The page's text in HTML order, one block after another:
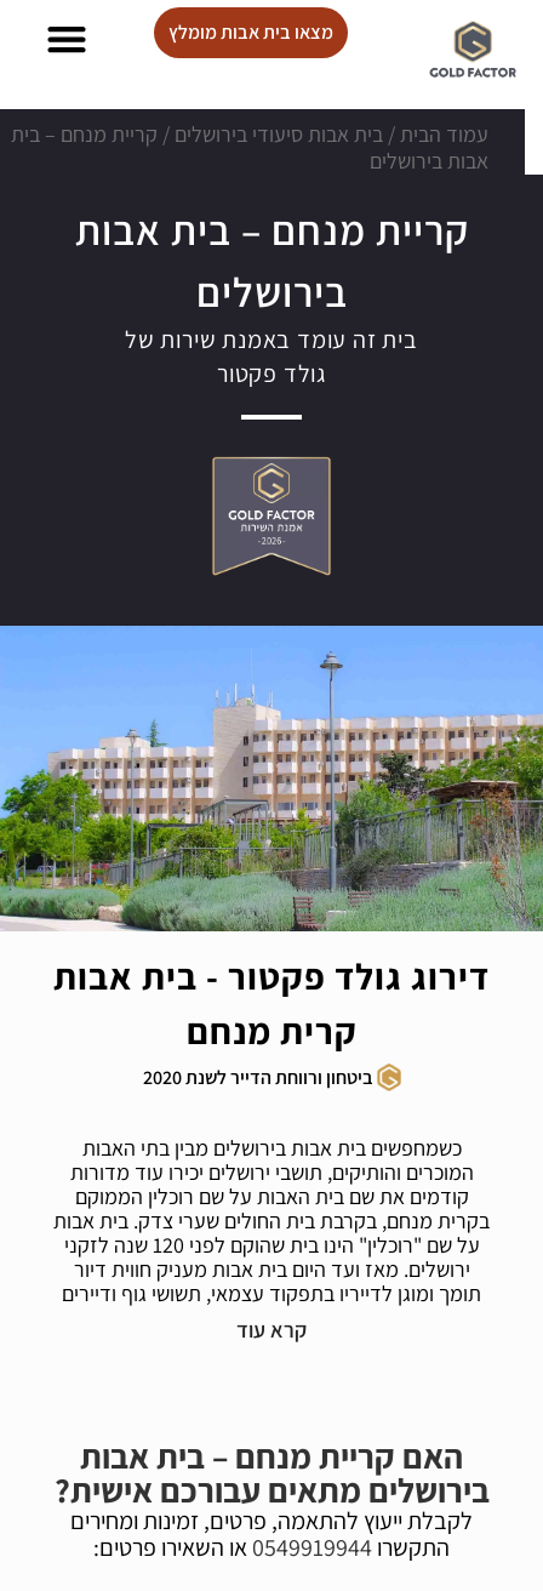
מצאו בית אבות מומלץ
עמוד הבית/ בית אבות סיעודי בירושלים / קריית מנחם – בית
אבות בירושלים
קריית מנחם – בית אבות
בירושלים
בית זה עומד באמנת שירות של
גולד פקטור
דירוג גולד פקטור - בית אבות
קרית מנחם
ביטחון ורווחת הדייר לשנת 2020
כשמחפשים בית אבות בירושלים מבין בתי האבות
המוכרים והותיקים, תושבי ירושלים יכירו עוד מדורות
קודמים את שם בית האבות על שם רוכלין הממוקם
בקרית מנחם, בקרבת בית החולים שערי צדק. בית אבות
על שם "רוכלין" הינו בית שהוקם לפני 120 שנה לזקני
ירושלים. מאז ועד היום בית אבות מעניק חווית דיור
תומך ומוגן לדייריו בתפקוד עצמאי, תשושי גוף ודיירים
בקידום ערכים של שמירה על חיי קהילה, חי חברה
למרכז יום והן לדיירי קבע של הבית.
בבית אבות קריית מנחם מאוד מורגשת אווירה ביתית,
קהילתית ומשפחתית. עובדי המקום עובדים הרבה שנים
בבית ובהתייחסותם למקום העבודה ולדייריהם מורגשת
האם קריית מנחם – בית אבות
בירושלים מתאים עבורכם אישית?
לקבלת ייעוץ להתאמה, פרטים, זמינות ומחירים
התקשרו0549919944או השאירו פרטים: